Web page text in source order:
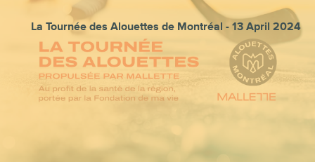
La Tournée des Alouettes de Montréal - 13 April 2024